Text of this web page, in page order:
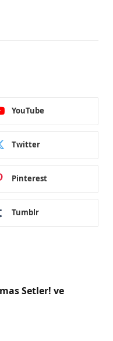
YouTube
Twitter
Pinterest
Tumblr
Setler! ve